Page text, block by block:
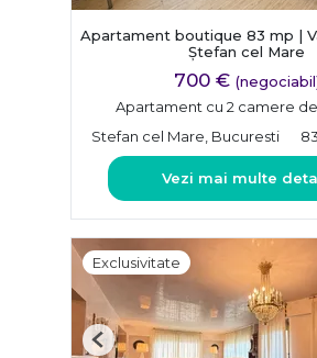
Apartament boutique 83 mp |
Ștefan cel Mare
700 €
Apartament cu 2 camere
Stefan cel Mare, Bucuresti
Vezi mai multe
Exclusivitate
Previous